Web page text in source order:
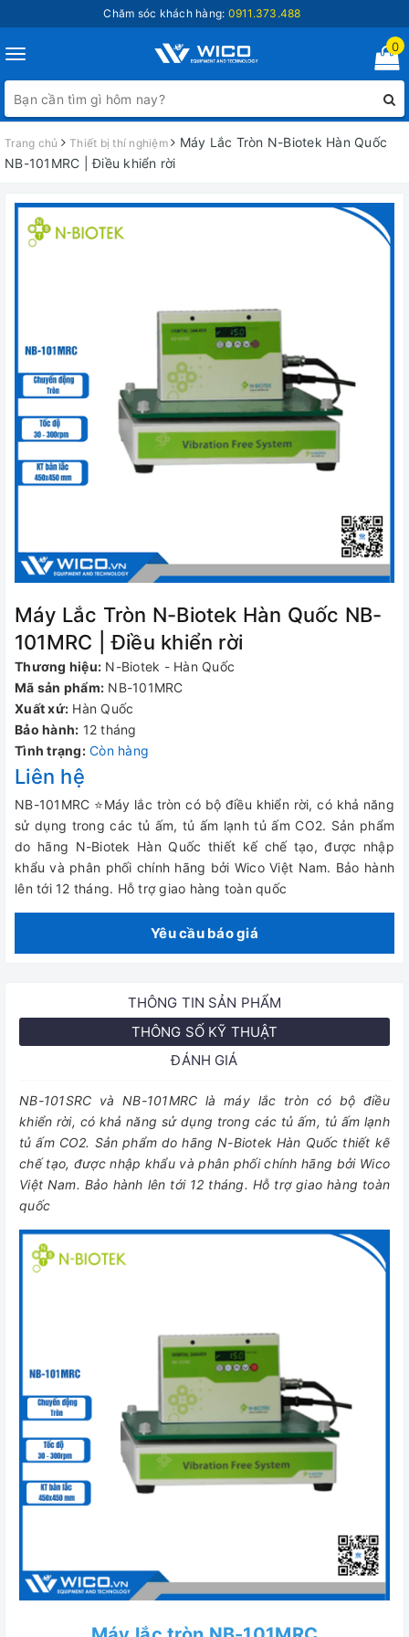
Chăm sóc khách hàng: 0911.373.488
Toggle
navigation
0
Trang chủ Thiết bị thí nghiệm
Máy Lắc Tròn N-Biotek Hàn Quốc
NB-101MRC | Điều khiển rời
Máy Lắc Tròn N-Biotek Hàn Quốc NB-
101MRC | Điều khiển rời
Thương hiệu: N-Biotek - Hàn Quốc
Mã sản phẩm: NB-101MRC
Xuất xứ: Hàn Quốc
Bảo hành: 12 tháng
Tình trạng: Còn hàng
Liên hệ
NB-101MRC ⭐Máy lắc tròn có bộ điều khiển rời, có khả năng
sử dụng trong các tủ ấm, tủ ấm lạnh tủ ấm CO2. Sản phẩm
do hãng N-Biotek Hàn Quốc thiết kế chế tạo, được nhập
khẩu và phân phối chính hãng bởi Wico Việt Nam. Bảo hành
lên tới 12 tháng. Hỗ trợ giao hàng toàn quốc
Yêu cầu báo giá
THÔNG TIN SẢN PHẨM
THÔNG SỐ KỸ THUẬT
ĐÁNH GIÁ
NB-101SRC và NB-101MRC là máy lắc tròn có bộ điều
khiển rời, có khả năng sử dụng trong các tủ ấm, tủ ấm lạnh
tủ ấm CO2. Sản phẩm do hãng N-Biotek Hàn Quốc thiết kế
chế tạo, được nhập khẩu và phân phối chính hãng bởi Wico
Việt Nam. Bảo hành lên tới 12 tháng. Hỗ trợ giao hàng toàn
quốc